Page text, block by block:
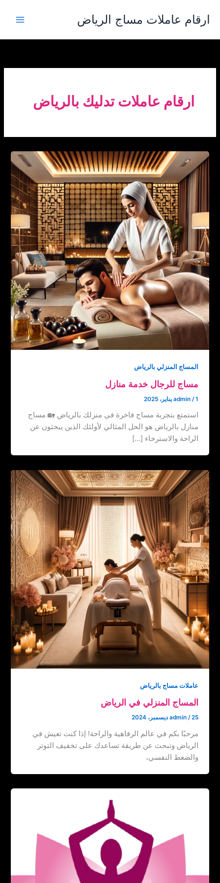
المحتوى
ارقام عاملات مساج الرياض
ارقام عاملات تدليك بالرياض
المساج المنزلي بالرياض
مساج للرجال خدمة منازل
admin /1 يناير، 2025
استمتع بتجربة مساج فاخرة في منزلك بالرياض 🏡 مساج
منازل بالرياض هو الحل المثالي لأولئك الذين يبحثون عن
الراحة والاسترخاء […]
عاملات مساج بالرياض
المساج المنزلي في الرياض
admin /25 ديسمبر، 2024
مرحبًا بكم في عالم الرفاهية والراحة! إذا كنت تعيش في
الرياض وتبحث عن طريقة تساعدك على تخفيف التوتر
والضغط النفسي،